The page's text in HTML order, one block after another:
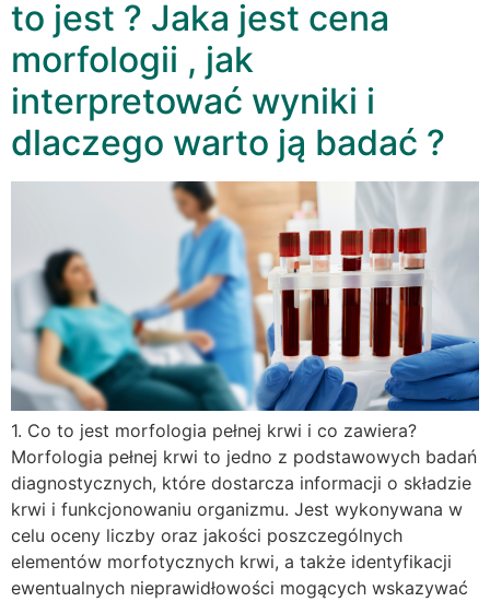
to jest ? Jaka jest cena
morfologii , jak
interpretować wyniki i
dlaczego warto ją badać ?
1. Co to jest morfologia pełnej krwi i co zawiera?
Morfologia pełnej krwi to jedno z podstawowych badań
diagnostycznych, które dostarcza informacji o składzie
krwi i funkcjonowaniu organizmu. Jest wykonywana w
celu oceny liczby oraz jakości poszczególnych
elementów morfotycznych krwi, a także identyfikacji
ewentualnych nieprawidłowości mogących wskazywać